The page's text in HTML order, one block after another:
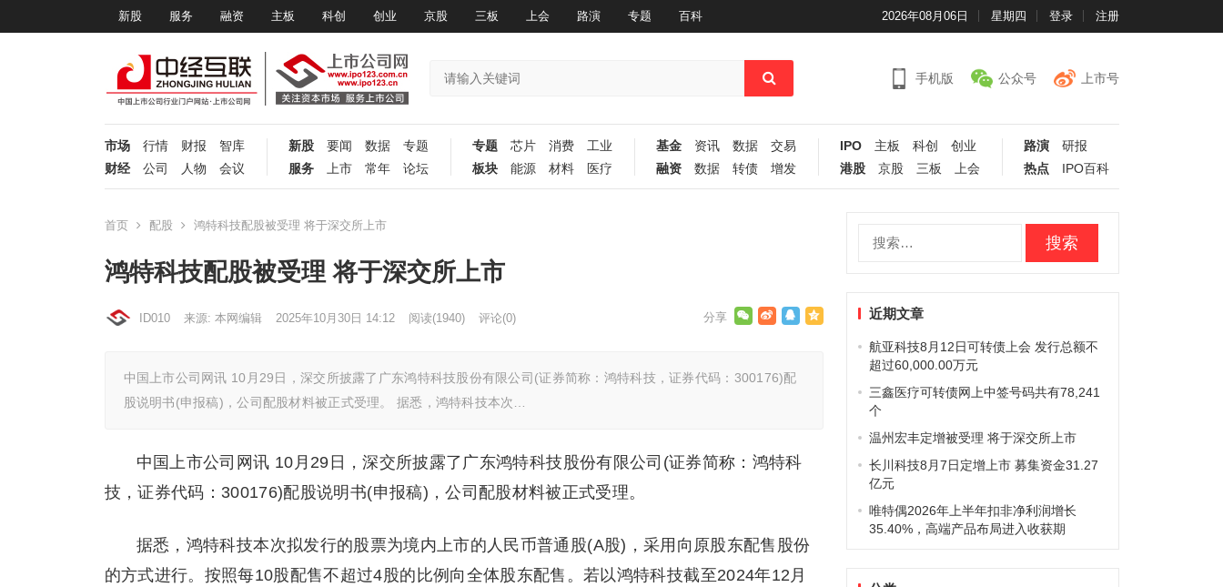
新股 服务 融资 主板 科创 创业 京股 三板 上会 路演 专题 百科 2026年08月06日 星期四 登录 注册
手机版 公众号 上市号
市场 行情 财报
智库
财经
公司 人物 会议
新股 要闻 数据
专题
服务
上市 常年 论坛
专题 芯片 消费
工业
板块
能源 材料 医疗
基金 资讯 数据
交易
融资
数据 转债 增发
IPO 主板 科创
创业
港股
京股 三板 上会
路演
研报
热点
IPO百科
首页 配股 鸿特科技配股被受理 将于深交所上市
鸿特科技配股被受理 将于深交所上市
ID010 来源: 本网编辑 2025年10月30日 14:12 阅读(1940) 评论(0)
中国上市公司网讯 10月29日，深交所披露了广东鸿特科技股份有限公司(证券简称：鸿特科技，证券代码：300176)配
股说明书(申报稿)，公司配股材料被正式受理。 据悉，鸿特科技本次…
中国上市公司网讯 10月29日，深交所披露了广东鸿特科技股份有限公司(证券简称：鸿特科
技，证券代码：300176)配股说明书(申报稿)，公司配股材料被正式受理。
据悉，鸿特科技本次拟发行的股票为境内上市的人民币普通股(A股)，采用向原股东配售股份
的方式进行。按照每10股配售不超过4股的比例向全体股东配售。若以鸿特科技截至2024年12月
近期文章
航亚科技8月12日可转债上会 发行总额不
超过60,000.00万元
三鑫医疗可转债网上中签号码共有78,241
个
温州宏丰定增被受理 将于深交所上市
长川科技8月7日定增上市 募集资金31.27
亿元
唯特偶2026年上半年扣非净利润增长
35.40%，高端产品布局进入收获期